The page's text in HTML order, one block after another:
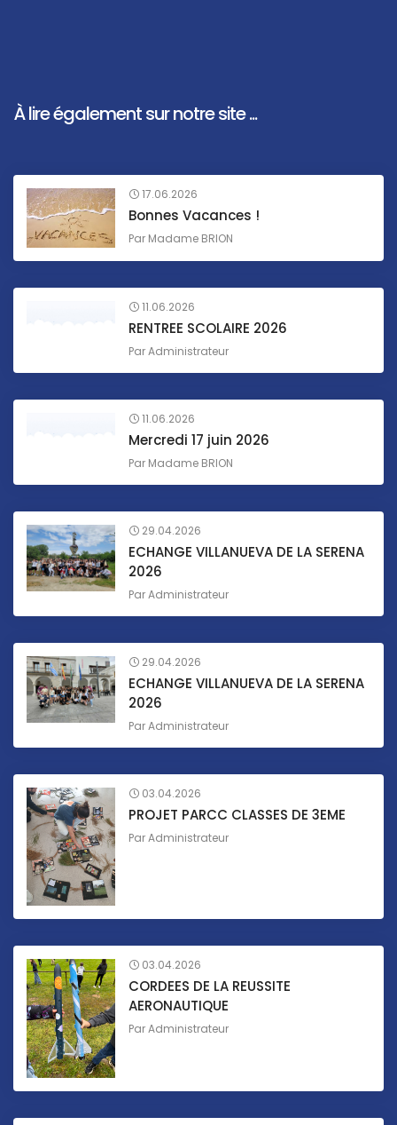
À lire également sur notre site ...
17.06.2026
Bonnes Vacances !
Par Madame BRION
11.06.2026
RENTREE SCOLAIRE 2026
ParAdministrateur
11.06.2026
Mercredi 17 juin 2026
Par Madame BRION
29.04.2026
ECHANGE VILLANUEVA DE LA SERENA
2026
ParAdministrateur
29.04.2026
ECHANGE VILLANUEVA DE LA SERENA
2026
ParAdministrateur
03.04.2026
PROJET PARCC CLASSES DE 3EME
ParAdministrateur
03.04.2026
CORDEES DE LA REUSSITE
AERONAUTIQUE
ParAdministrateur